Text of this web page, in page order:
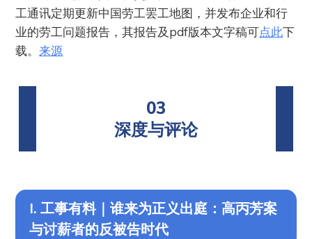
工通讯定期更新中国劳工罢工地图，并发布企业和行
业的劳工问题报告，其报告及pdf版本文字稿可点此下
载。来源
03
深度与评论
I. 工事有料｜谁来为正义出庭：高丙芳案
与讨薪者的反被告时代